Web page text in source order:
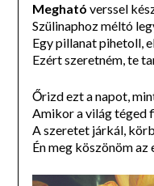
Megható verssel
Szülinaphoz méltó
Egy pillanat pihetoll,
Ezért szeretném, te
Őrizd ezt a napot,
Amikor a világ téged
A szeretet járkál,
Én meg köszönöm az